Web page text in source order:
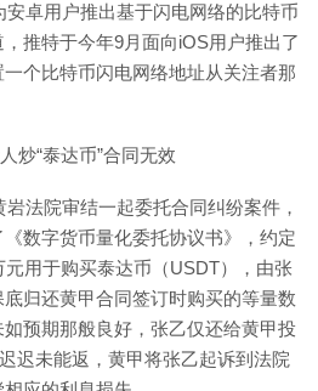
卓用户推出基于闪电网络的比特币
推特于今年9月面向iOS用户推出了
个比特币闪电网络地址从关注者那
炒“泰达币”合同无效
法院审结一起委托合同纠纷案件，
数字货币量化委托协议书》，约定
用于购买泰达币（USDT），由张
归还黄甲合同签订时购买的等量数
预期那般良好，张乙仅还给黄甲投
迟未能返，黄甲将张乙起诉到法院